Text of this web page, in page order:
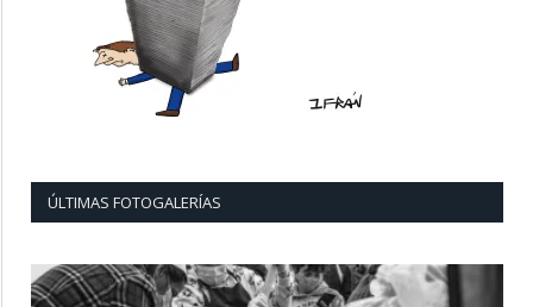
ÚLTIMAS FOTOGALERÍAS